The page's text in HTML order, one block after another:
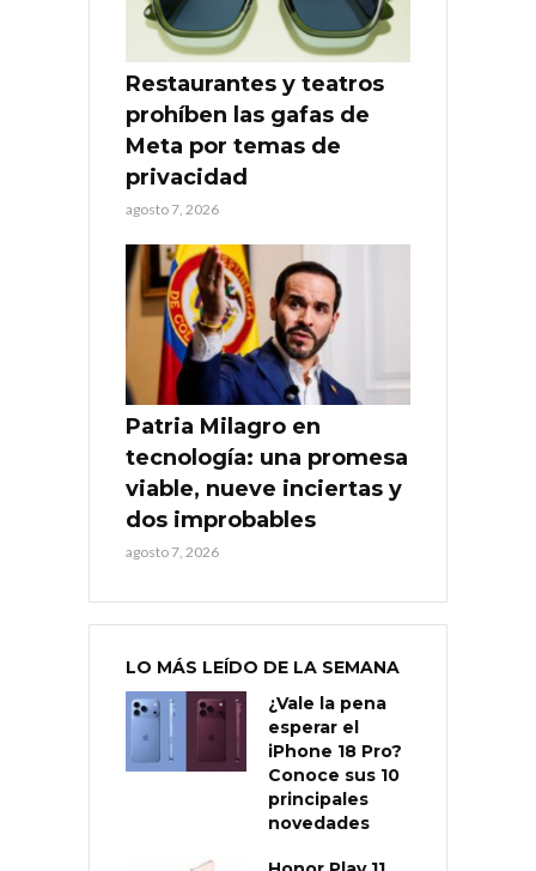
Restaurantes y teatros
prohíben las gafas de
Meta por temas de
privacidad
agosto 7, 2026
Patria Milagro en
tecnología: una promesa
viable, nueve inciertas y
dos improbables
agosto 7, 2026
LO MÁS LEÍDO DE LA SEMANA
¿Vale la pena
esperar el
iPhone 18 Pro?
Conoce sus 10
principales
novedades